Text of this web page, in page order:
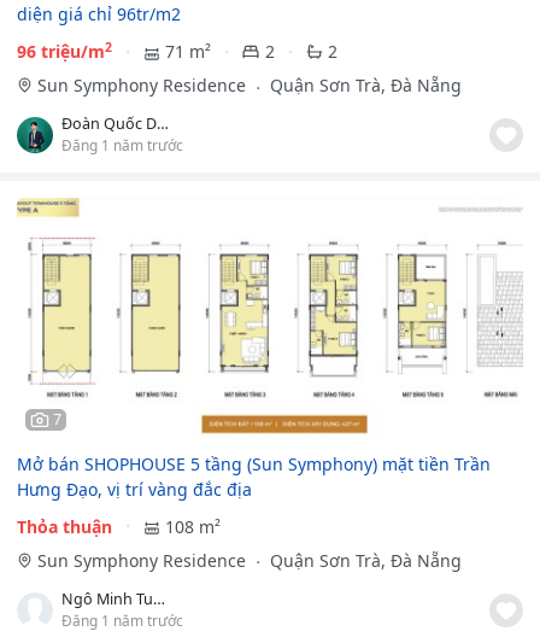
diện giá chỉ 96tr/m2
96 triệu/m2 71 m² 2
2
Sun Symphony Residence
Quận Sơn Trà, Đà Nẵng
Đoàn Quốc Dũng
Đăng 1 năm trước
7
Mở bán SHOPHOUSE 5 tầng (Sun Symphony) mặt tiền Trần
Hưng Đạo, vị trí vàng đắc địa
Thỏa thuận
108 m²
Sun Symphony Residence
Quận Sơn Trà, Đà Nẵng
Ngô Minh Tuấn
Đăng 1 năm trước